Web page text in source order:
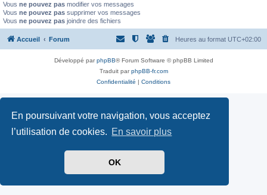
En poursuivant votre navigation, vous acceptez
l’utilisation de cookies. En savoir plus
OK
Vous ne pouvez pas modifier vos messages
Vous ne pouvez pas supprimer vos messages
Vous ne pouvez pas joindre des fichiers
Accueil Forum Heures au format UTC+02:00
Développé parphpBB® Forum Software © phpBB Limited
Traduit parphpBB-fr.com
Confidentialité | Conditions